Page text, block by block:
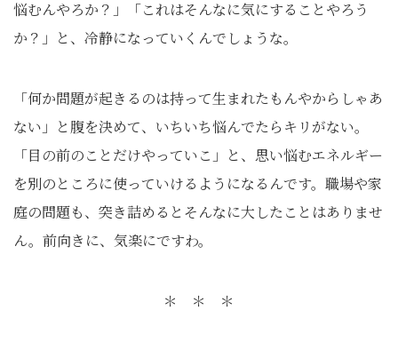
悩むんやろか？」「これはそんなに気にすることやろう
か？」と、冷静になっていくんでしょうな。
「何か問題が起きるのは持って生まれたもんやからしゃあ
ない」と腹を決めて、いちいち悩んでたらキリがない。
「目の前のことだけやっていこ」と、思い悩むエネルギー
を別のところに使っていけるようになるんです。職場や家
庭の問題も、突き詰めるとそんなに大したことはありませ
ん。前向きに、気楽にですわ。
＊ ＊ ＊